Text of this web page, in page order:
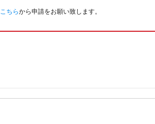
こちらから申請をお願い致します。